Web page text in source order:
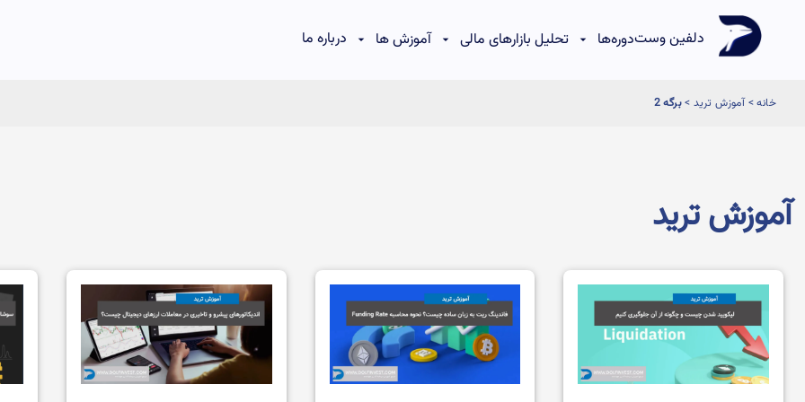
دلفین وستدوره‌ها تحلیل بازارهای مالی آموزش ها درباره ما
خانه>آموزش ترید>برگه 2
آموزش ترید